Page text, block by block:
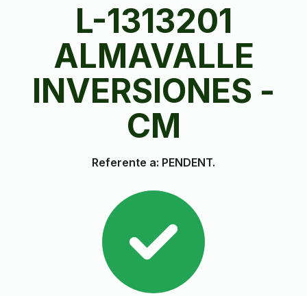
L-1313201
ALMAVALLE
INVERSIONES -
CM
Referente a: PENDENT.